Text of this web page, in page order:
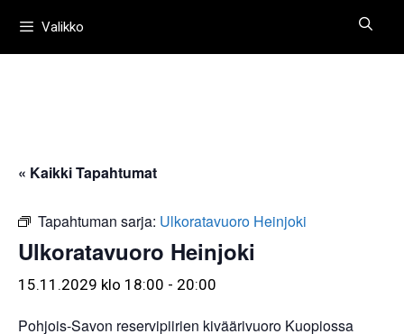
sisältöönValikko
« Kaikki Tapahtumat
Tapahtuman sarja: Ulkoratavuoro Heinjoki
Ulkoratavuoro Heinjoki
15.11.2029 klo 18:00 - 20:00
Pohjois-Savon reservipiirien kiväärivuoro Kuopiossa